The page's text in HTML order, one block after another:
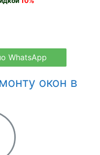
WhatsApp
окон в